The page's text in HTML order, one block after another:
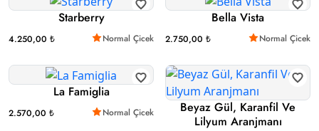
Starberry
4.250,00 ₺ Normal Çicek
Bella Vista
2.750,00 ₺ Normal Çicek
La Famiglia
2.570,00 ₺ Normal Çicek
Beyaz Gül, Karanfil Ve
Lilyum Aranjmanı